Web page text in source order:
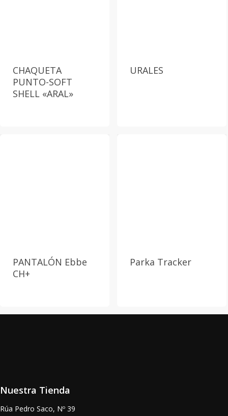
CHAQUETA
PUNTO-SOFT
SHELL «ARAL»
URALES
PANTALÓN Ebbe
CH+
Parka Tracker
Nuestra Tienda
Rúa Pedro Saco, Nº 39